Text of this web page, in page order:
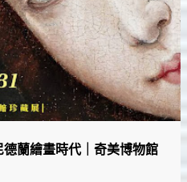
蘭繪畫時代｜奇美博物館